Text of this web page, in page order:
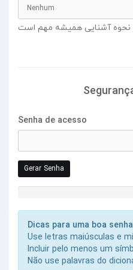
Senha de acesso
Gerar Senha
Força da Senha: Coloque uma
Dicas para uma boa senha
Use letras maiúsculas e
Incluir pelo menos um
Não use palavras do